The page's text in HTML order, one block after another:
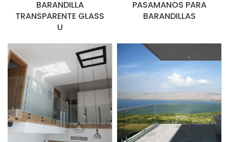
BARANDILLA
TRANSPARENTE GLASS
U
PASAMANOS PARA
BARANDILLAS